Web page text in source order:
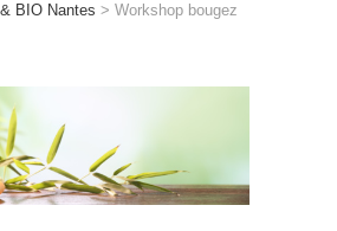
BIO Nantes > Workshop bougez